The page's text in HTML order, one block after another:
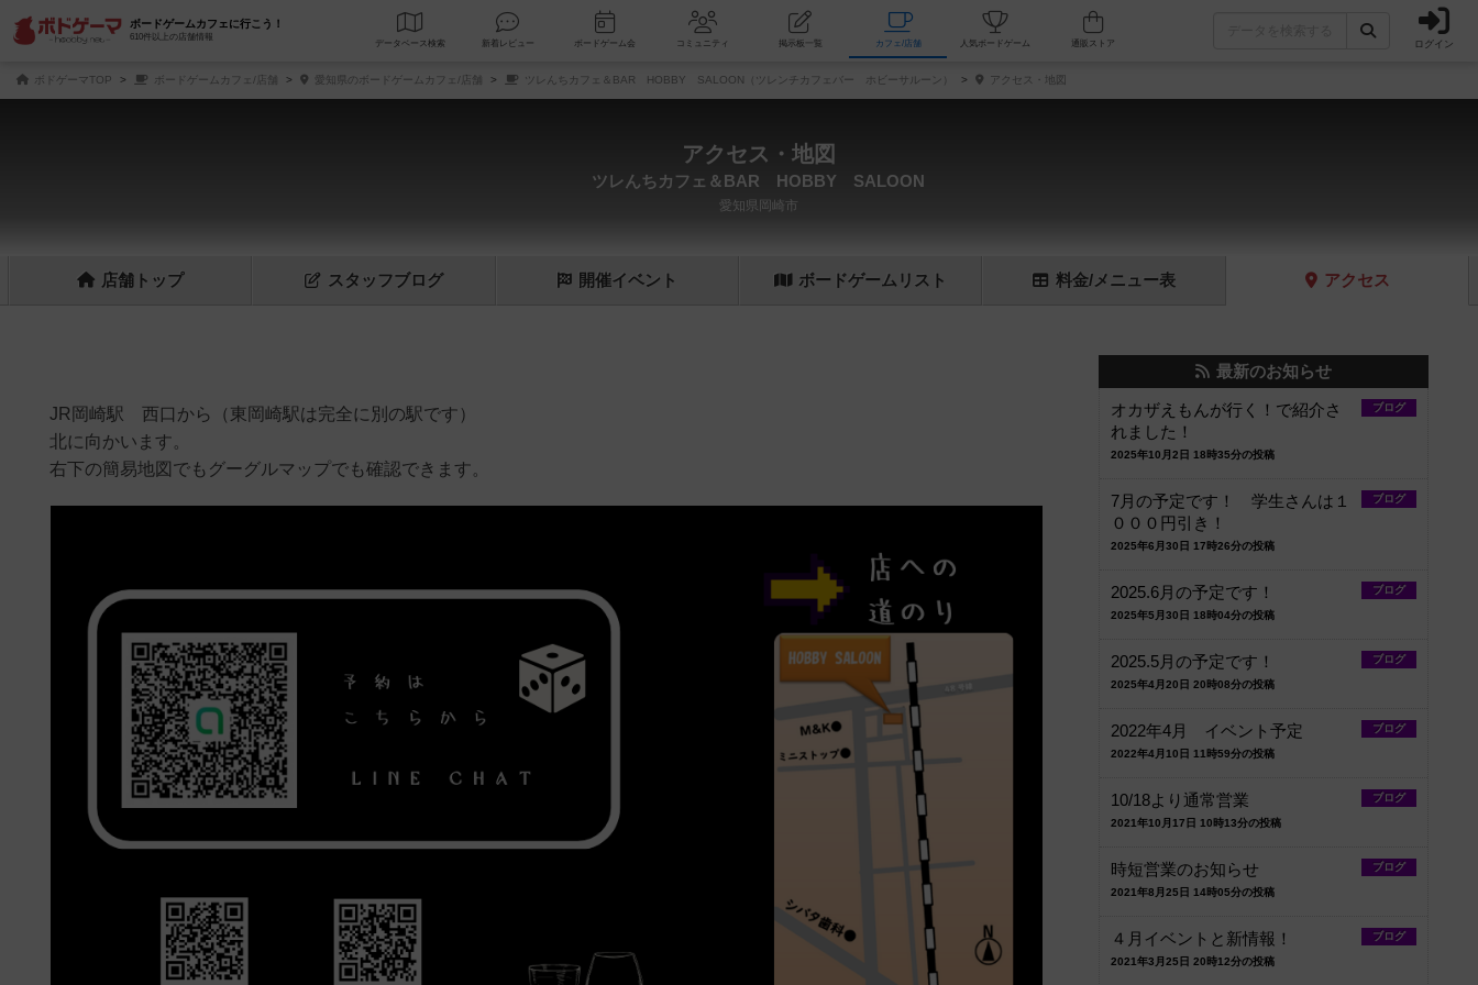
ボードゲームカフェに行こう！
610件以上の店舗情報
データベース 検索 新着レビュー ボードゲーム会 コミュニティ 掲示板一覧 カフェ/店舗 人気ボードゲーム ログイン
ボドゲーマTOP ボードゲームカフェ/店舗 愛知県のボードゲームカフェ/店舗 ツレんちカフェ＆BAR HOBBY SALOON（ツレンチカフェバー ホビーサルーン） アクセス・地図
アクセス・地図
ツレんちカフェ＆BAR HOBBY SALOON
愛知県岡崎市
店舗 トップ スタッフブログ 開催イベント ボードゲーム リスト 料金/メニュー表 アクセス
JR岡崎駅 西口から（東岡崎駅は完全に別の駅です）
北に向かいます。
右下の簡易地図でもグーグルマップでも確認できます。
最新のお知らせ
ブログ
オカザえもんが行く！で紹介さ
れました！
2025年10月2日 18時35分の投稿
ブログ
7月の予定です！ 学生さんは１
０００円引き！
2025年6月30日 17時26分の投稿
ブログ
2025.6月の予定です！
2025年5月30日 18時04分の投稿
ブログ
2025.5月の予定です！
2025年4月20日 20時08分の投稿
ブログ
2022年4月 イベント予定
2022年4月10日 11時59分の投稿
ブログ
10/18より通常営業
2021年10月17日 10時13分の投稿
ブログ
時短営業のお知らせ
2021年8月25日 14時05分の投稿
ブログ
４月イベントと新情報！
2021年3月25日 20時12分の投稿